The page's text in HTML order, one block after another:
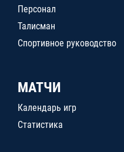
Персонал
Талисман
Спортивное руководство
МАТЧИ
Календарь игр
Статистика